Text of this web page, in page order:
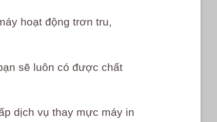
hoạt động trơn tru,
sẽ luôn có được chất
dịch vụ thay mực máy in